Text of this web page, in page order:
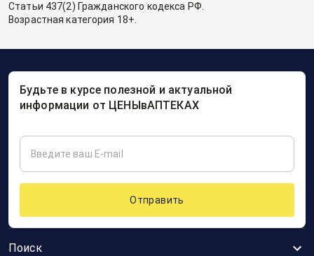
Статьи 437(2) Гражданского кодекса РФ.
Возрастная категория 18+.
Поиск
Будьте в курсе полезной и актуальной
информации от ЦЕНЫвАПТЕКАХ
Отправить